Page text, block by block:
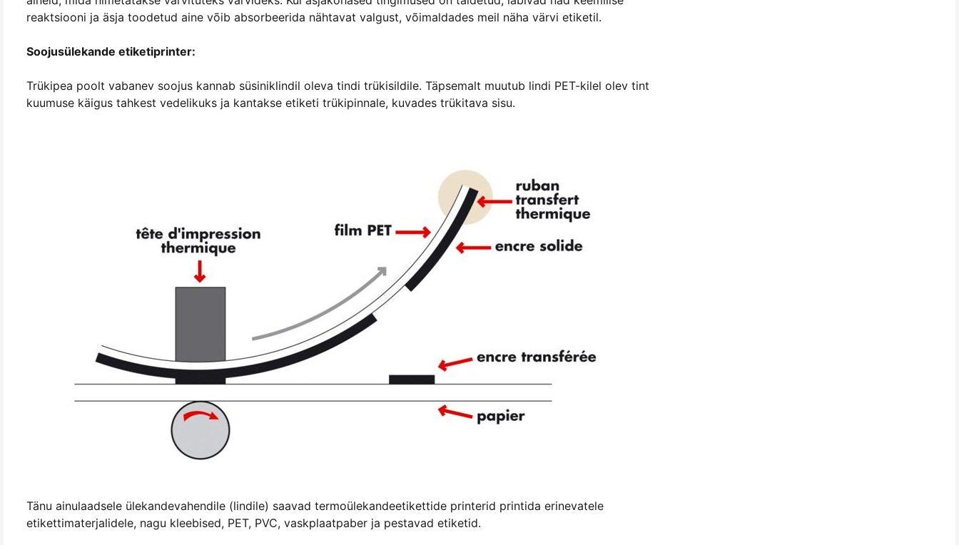
reaktsiooni ja äsja toodetud aine võib absorbeerida nähtavat valgust, võimaldades meil näha värvi etiketil.
Soojusülekande etiketiprinter:
Trükipea poolt vabanev soojus kannab süsiniklindil oleva tindi trükisildile. Täpsemalt muutub lindi PET-kilel olev tint
kuumuse käigus tahkest vedelikuks ja kantakse etiketi trükipinnale, kuvades trükitava sisu.
Tänu ainulaadsele ülekandevahendile (lindile) saavad termoülekandeetikettide printerid printida erinevatele
etikettimaterjalidele, nagu kleebised, PET, PVC, vaskplaatpaber ja pestavad etiketid.